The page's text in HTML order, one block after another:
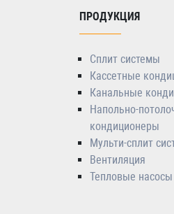
ПРОДУКЦИЯ
Сплит системы
Кассетные
Канальные
Напольно-
кондиционеры
Мульти-сплит
Вентиляция
Тепловые насосы